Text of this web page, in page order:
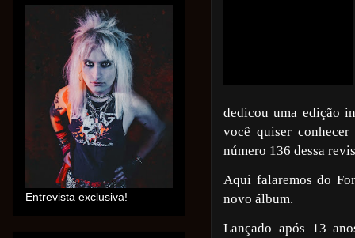
dedicou uma edição
você quiser
número 136 dessa
Aqui falaremos do
novo álbum.
Lançado após 13
Entrevista exclusiva!